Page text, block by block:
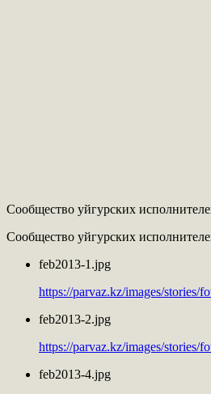
Сообщество уйгурских
Сообщество уйгурских
feb2013-1.jpg
https://parvaz.kz/images/stories/
feb2013-2.jpg
https://parvaz.kz/images/stories/
feb2013-4.jpg